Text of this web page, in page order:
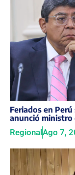
Feriados en
anunció ministro
RegionalAgo 7,